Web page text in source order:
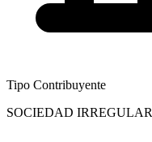
Tipo Contribuyente
SOCIEDAD IRREGULAR